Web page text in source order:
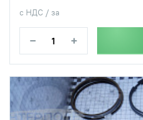
с НДС / за
− +